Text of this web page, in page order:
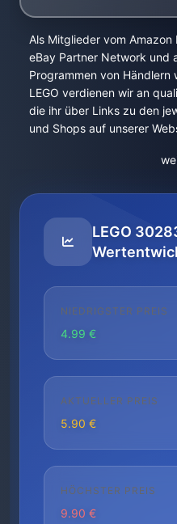
Als Mitglieder vom Amazon
eBay Partner Network und
Programmen von Händlern
LEGO verdienen wir an
die ihr über Links zu den
und Shops auf unserer
LEGO
NIEDRIGSTER PREIS
4.99 €
AKTUELLER PREIS
5.90 €
HÖCHSTER PREIS
9.90 €